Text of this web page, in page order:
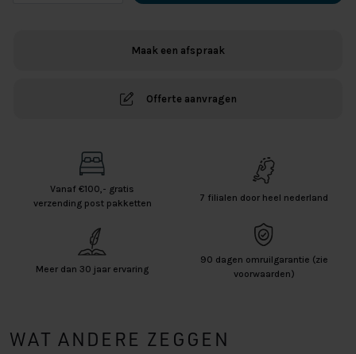
Maak een afspraak
Offerte aanvragen
Vanaf €100,- gratis
verzending post pakketten
7 filialen door heel nederland
Meer dan 30 jaar ervaring
90 dagen omruilgarantie (zie
voorwaarden)
WAT ANDERE ZEGGEN